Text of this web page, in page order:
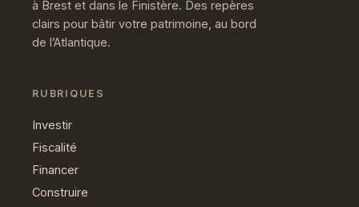
à Brest et dans le Finistère. Des repères
clairs pour bâtir votre patrimoine, au bord
de l’Atlantique.
RUBRIQUES
Investir
Fiscalité
Financer
Construire